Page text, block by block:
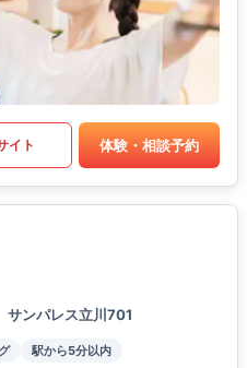
イト 体験・相談予約
ンパレス立川701
駅から5分以内